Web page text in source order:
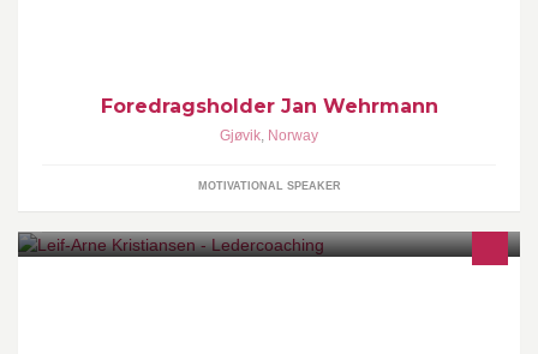
Foredragsholder Jan Wehrmann
Gjøvik, Norway
MOTIVATIONAL SPEAKER